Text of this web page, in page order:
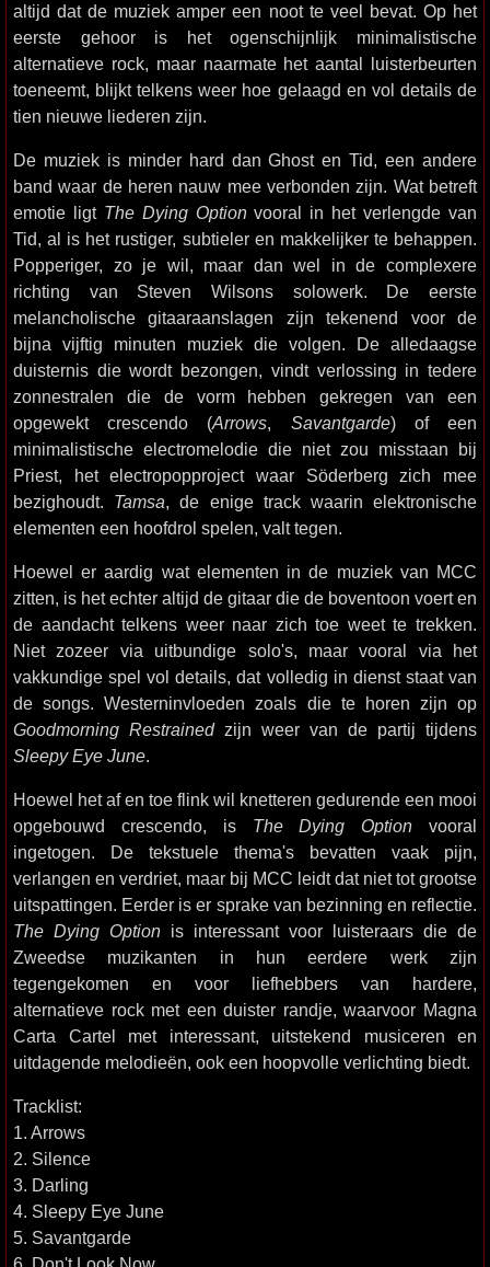
altijd dat de muziek amper een noot te veel bevat. Op het
eerste gehoor is het ogenschijnlijk minimalistische
alternatieve rock, maar naarmate het aantal luisterbeurten
toeneemt, blijkt telkens weer hoe gelaagd en vol details de
tien nieuwe liederen zijn.
De muziek is minder hard dan Ghost en Tid, een andere
band waar de heren nauw mee verbonden zijn. Wat betreft
emotie ligt The Dying Optionvooral in het verlengde van
Tid, al is het rustiger, subtieler en makkelijker te behappen.
Popperiger, zo je wil, maar dan wel in de complexere
richting van Steven Wilsons solowerk. De eerste
melancholische gitaaraanslagen zijn tekenend voor de
bijna vijftig minuten muziek die volgen. De alledaagse
duisternis die wordt bezongen, vindt verlossing in tedere
zonnestralen die de vorm hebben gekregen van een
opgewekt crescendo (Arrows, Savantgarde) of een
minimalistische electromelodie die niet zou misstaan bij
Priest, het electropopproject waar Söderberg zich mee
bezighoudt. Tamsa, de enige track waarin elektronische
elementen een hoofdrol spelen, valt tegen.
Hoewel er aardig wat elementen in de muziek van MCC
zitten, is het echter altijd de gitaar die de boventoon voert en
de aandacht telkens weer naar zich toe weet te trekken.
Niet zozeer via uitbundige solo's, maar vooral via het
vakkundige spel vol details, dat volledig in dienst staat van
de songs. Westerninvloeden zoals die te horen zijn op
Goodmorning Restrainedzijn weer van de partij tijdens
Sleepy Eye June.
Hoewel het af en toe flink wil knetteren gedurende een mooi
opgebouwd crescendo, is The Dying Option vooral
ingetogen. De tekstuele thema's bevatten vaak pijn,
verlangen en verdriet, maar bij MCC leidt dat niet tot grootse
uitspattingen. Eerder is er sprake van bezinning en reflectie.
The Dying Option is interessant voor luisteraars die de
Zweedse muzikanten in hun eerdere werk zijn
tegengekomen en voor liefhebbers van hardere,
alternatieve rock met een duister randje, waarvoor Magna
Carta Cartel met interessant, uitstekend musiceren en
uitdagende melodieën, ook een hoopvolle verlichting biedt.
Tracklist:
1. Arrows
2. Silence
3. Darling
4. Sleepy Eye June
5. Savantgarde